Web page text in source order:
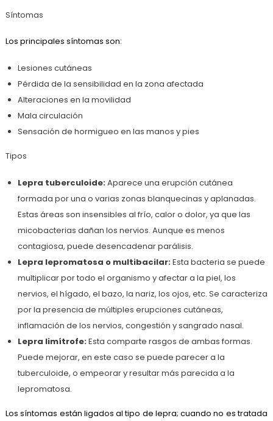
Síntomas
Los principales síntomas son:
Lesiones cutáneas
Pérdida de la sensibilidad en la zona afectada
Alteraciones en la movilidad
Mala circulación
Sensación de hormigueo en las manos y pies
Tipos
Lepra tuberculoide:Aparece una erupción cutánea
formada por una o varias zonas blanquecinas y aplanadas.
Estas áreas son insensibles al frío, calor o dolor, ya que las
micobacterias dañan los nervios. Aunque es menos
contagiosa, puede desencadenar parálisis.
Lepra lepromatosa o multibacilar:Esta bacteria se puede
multiplicar por todo el organismo y afectar a la piel, los
nervios, el hígado, el bazo, la nariz, los ojos, etc. Se caracteriza
por la presencia de múltiples erupciones cutáneas,
inflamación de los nervios, congestión y sangrado nasal.
Lepra limítrofe:Esta comparte rasgos de ambas formas.
Puede mejorar, en este caso se puede parecer a la
tuberculoide, o empeorar y resultar más parecida a la
lepromatosa.
Los síntomas están ligados al tipo de lepra; cuando no es tratada